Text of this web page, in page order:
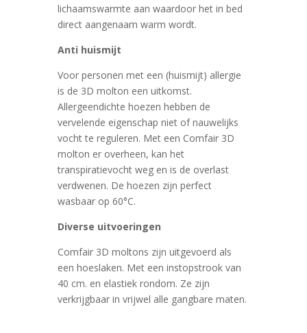
lichaamswarmte aan waardoor het in bed
direct aangenaam warm wordt.
Anti huismijt
Voor personen met een (huismijt) allergie
is de 3D molton een uitkomst.
Allergeendichte hoezen hebben de
vervelende eigenschap niet of nauwelijks
vocht te reguleren. Met een Comfair 3D
molton er overheen, kan het
transpiratievocht weg en is de overlast
verdwenen. De hoezen zijn perfect
wasbaar op 60°C.
Diverse uitvoeringen
Comfair 3D moltons zijn uitgevoerd als
een hoeslaken. Met een instopstrook van
40 cm. en elastiek rondom. Ze zijn
verkrijgbaar in vrijwel alle gangbare maten.